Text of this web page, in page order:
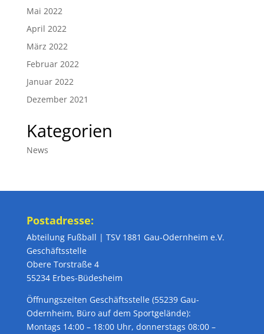
Mai 2022
April 2022
März 2022
Februar 2022
Januar 2022
Dezember 2021
Kategorien
News
Postadresse:
Abteilung Fußball | TSV 1881 Gau-Odernheim e.V.
Geschäftsstelle
Obere Torstraße 4
55234 Erbes-Büdesheim
Öffnungszeiten Geschäftsstelle (55239 Gau-
Odernheim, Büro auf dem Sportgelände):
Montags 14:00 – 18:00 Uhr, donnerstags 08:00 –